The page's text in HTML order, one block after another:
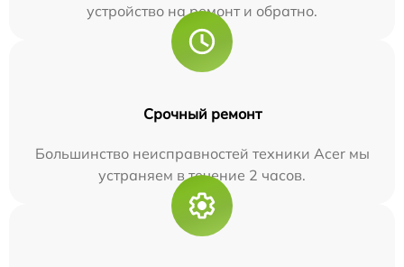
устройство на ремонт и обратно.
Срочный ремонт
Большинство неисправностей техники Acer мы
устраняем в течение 2 часов.